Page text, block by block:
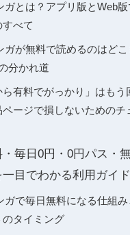
ガとは？アプリ版とWeb
すべて
ガが無料で読めるのはど
分かれ道
ら有料でがっかり」はも
ページで損しないためのチ
毎日0円・0円パス・
目でわかる利用ガイド
ガで毎日無料になる仕組み
のタイミング